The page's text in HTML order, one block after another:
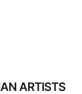
ARTISTS